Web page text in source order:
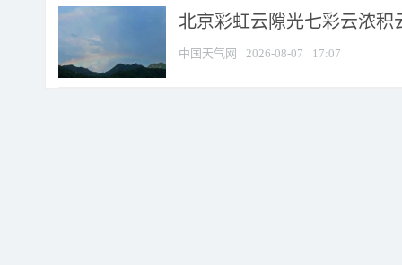
北京彩虹云隙光七彩云浓积
中国天气网 2026-08-07 17:07